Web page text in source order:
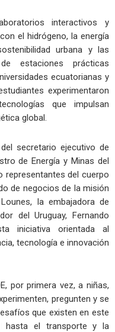
interactivos y
el hidrógeno, la energía
urbana y las
estaciones prácticas
ecuatorianas y
experimentaron
que impulsan
global.
secretario ejecutivo de
de Energía y Minas del
representantes del cuerpo
de negocios de la misión
la embajadora de
del Uruguay, Fernando
iniciativa orientada al
tecnología e innovación
por primera vez, a niñas,
pregunten y se
que existen en este
hasta el transporte y la